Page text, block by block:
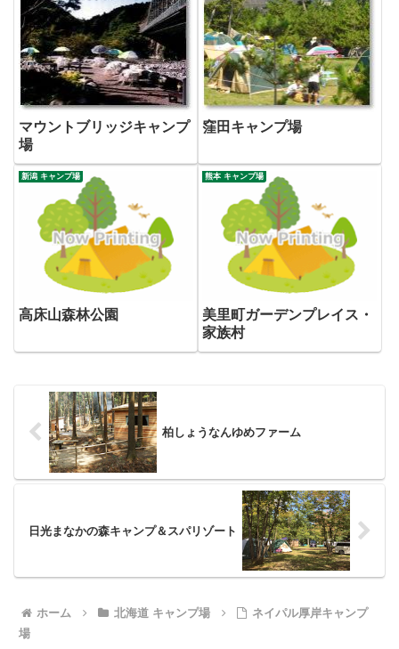
マウントブリッジキャンプ
場
窪田キャンプ場
新潟 キャンプ場
高床山森林公園
熊本 キャンプ場
美里町ガーデンプレイス・
家族村
柏しょうなんゆめファーム
日光まなかの森キャンプ＆スパリゾート
ホーム 北海道 キャンプ場
ネイパル厚岸キャンプ
場